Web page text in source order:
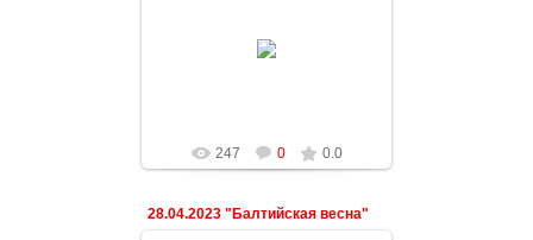
247 0 0.0
28.04.2023 "Балтийская весна"